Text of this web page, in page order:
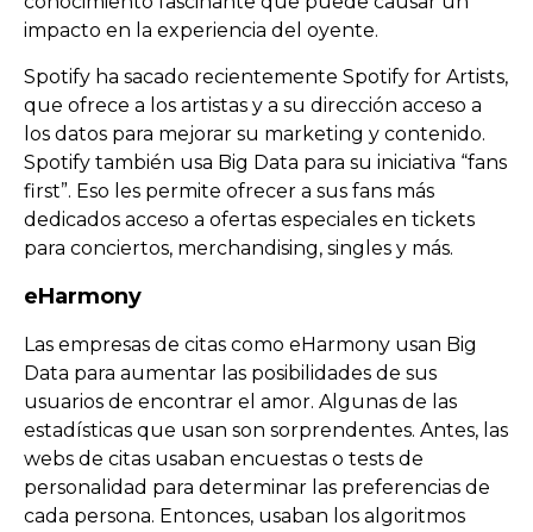
impacto en la experiencia del oyente.
Spotify ha sacado recientemente Spotify for Artists,
que ofrece a los artistas y a su dirección acceso a
los datos para mejorar su marketing y contenido.
Spotify también usa Big Data para su iniciativa “fans
first”. Eso les permite ofrecer a sus fans más
dedicados acceso a ofertas especiales en tickets
para conciertos, merchandising, singles y más.
eHarmony
Las empresas de citas como eHarmony usan Big
Data para aumentar las posibilidades de sus
usuarios de encontrar el amor. Algunas de las
estadísticas que usan son sorprendentes. Antes, las
webs de citas usaban encuestas o tests de
personalidad para determinar las preferencias de
cada persona. Entonces, usaban los algoritmos